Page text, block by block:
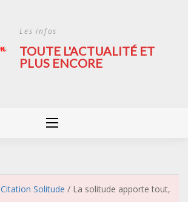
Les infos
TOUTE L'ACTUALITÉ ET
PLUS ENCORE
Citation Solitude / La solitude apporte tout,